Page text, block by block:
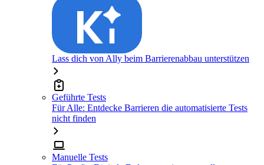
Lass dich von Ally beim Barrierenabbau unterstützen
Geführte Tests
Für Alle: Entdecke Barrieren die automatisierte Tests
nicht finden
Manuelle Tests